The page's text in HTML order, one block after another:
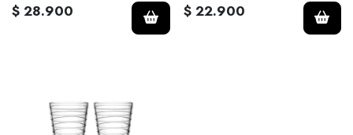
$ 28.900
$ 22.900